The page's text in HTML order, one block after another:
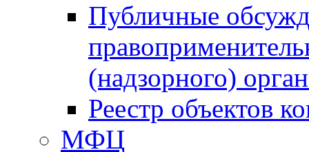
Публичные
(надзорного)
Реестр объектов
МФЦ